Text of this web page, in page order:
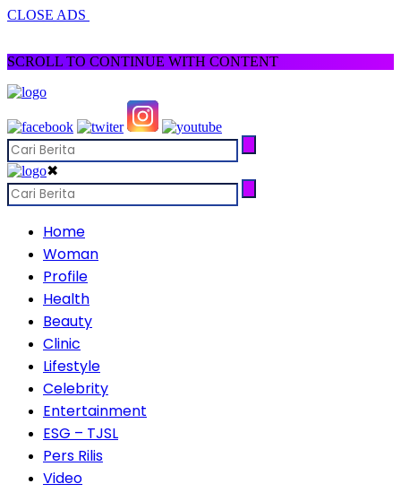
CLOSE ADS
SCROLL TO CONTINUE WITH CONTENT
✖
Home
Woman
Profile
Health
Beauty
Clinic
Lifestyle
Celebrity
Entertainment
ESG – TJSL
Pers Rilis
Video